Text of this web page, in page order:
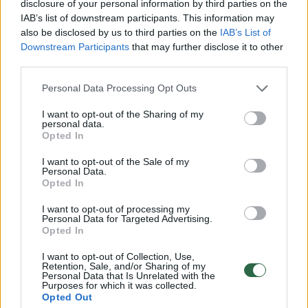
disclosure of your personal information by third parties on the
IAB’s list of downstream participants. This information may
also be disclosed by us to third parties on the IAB’s List of
Downstream Participants that may further disclose it to other
Personal Data Processing Opt Outs
I want to opt-out of the Sharing of my
personal data.
Opted In
I want to opt-out of the Sale of my
Personal Data.
Opted In
I want to opt-out of processing my
Personal Data for Targeted Advertising.
Opted In
I want to opt-out of Collection, Use,
Retention, Sale, and/or Sharing of my
Personal Data that Is Unrelated with the
Purposes for which it was collected.
Opted Out
Elektrinė viryklė ir orkaitė.Tai yra bene
daugiausiai elektros energijos suvartojanti
buitinė technika, todėl viryklę reikėtų rinktis
kuo aukštesnės energijos efektyvumo klasės.
O jei labai dažnai kepate orkaitėje, galite
pasvarstyti apie dujinę orkaitę, mat gamtinės
dujos yra pigesnės nei elektros energija.
Skalbyklė ir džiovyklė.
energijos efektyvumo klasės. Taip pat verta
atkreipti dėmesį, kaip naudojate skalbimo
mašiną: norint sutaupyti energijos, ekspertai
drabužius rekomenduoja skalbti kuo
žemesnėje temperatūroje, mat itin daug